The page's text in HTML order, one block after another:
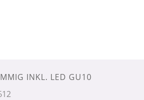
INKL. LED GU10